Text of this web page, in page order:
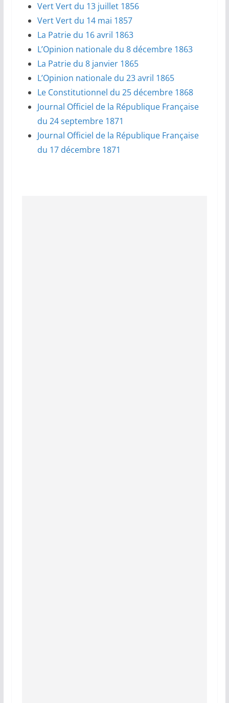
Vert Vert du 13 juillet 1856
Vert Vert du 14 mai 1857
La Patrie du 16 avril 1863
L’Opinion nationale du 8 décembre 1863
La Patrie du 8 janvier 1865
L’Opinion nationale du 23 avril 1865
Le Constitutionnel du 25 décembre 1868
Journal Officiel de la République Française
du 24 septembre 1871
Journal Officiel de la République Française
du 17 décembre 1871